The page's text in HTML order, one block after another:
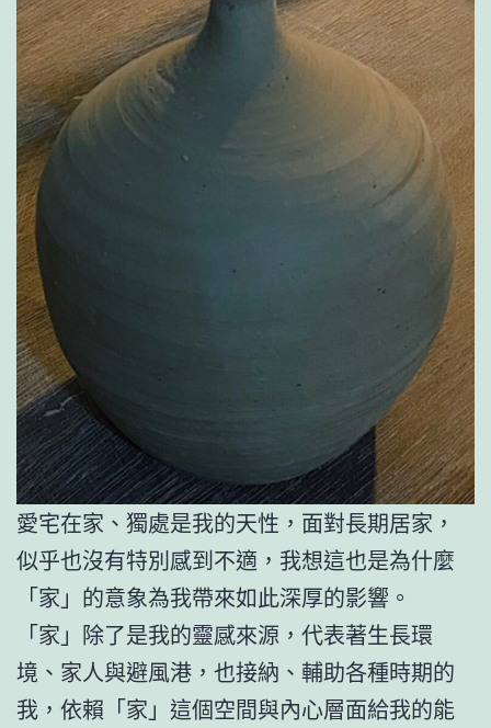
愛宅在家、獨處是我的天性，面對長期居家，
似乎也沒有特別感到不適，我想這也是為什麼
「家」的意象為我帶來如此深厚的影響。
「家」除了是我的靈感來源，代表著生長環
境、家人與避風港，也接納、輔助各種時期的
我，依賴「家」這個空間與內心層面給我的能